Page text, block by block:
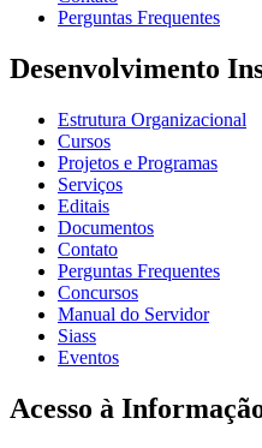
Perguntas Frequentes
Desenvolvimento
Estrutura Organizacional
Cursos
Projetos e Programas
Serviços
Editais
Documentos
Contato
Perguntas Frequentes
Concursos
Manual do Servidor
Siass
Eventos
Acesso à